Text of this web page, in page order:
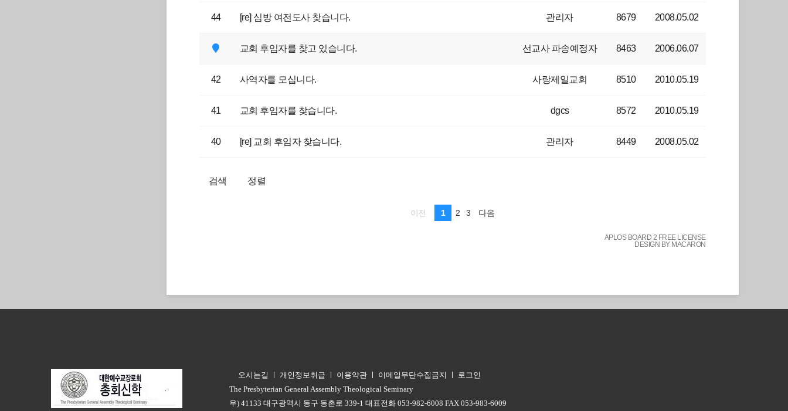
44 [re] 심방 여전도사 찾습니다. 관리자 8679 2008.05.02
교회 후임자를 찾고 있습니다. 선교사 파송예정자 8463 2006.06.07
42 사역자를 모십니다. 사랑제일교회 8510 2010.05.19
41 교회 후임자를 찾습니다. dgcs 8572 2010.05.19
40 [re] 교회 후임자 찾습니다. 관리자 8449 2008.05.02
검색 정렬
이전 1 2 3 다음
APLOS BOARD 2 FREE LICENSE
DESIGN BY MACARON
오시는길 개인정보취급 이용약관ㅣ 이메일무단수집금지
로그인
The Presbyterian General Assembly Theological Seminary
우) 41133 대구광역시 동구 동촌로 339-1 대표전화 053-982-6008 FAX 053-983-6009